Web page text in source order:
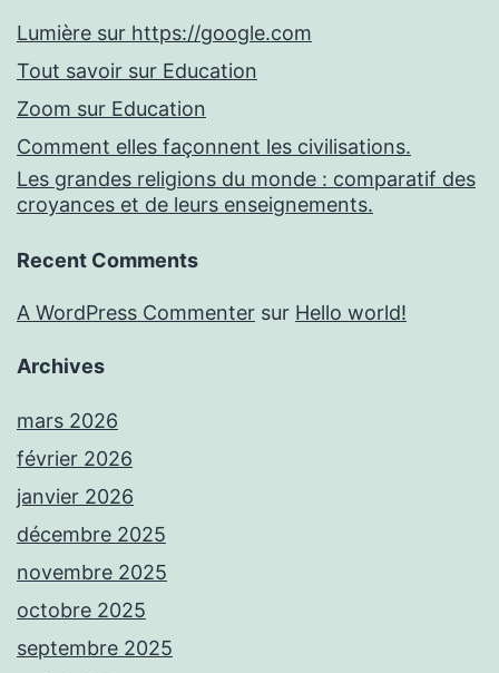
Lumière sur https://google.com
Tout savoir sur Education
Zoom sur Education
Comment elles façonnent les civilisations.
Les grandes religions du monde : comparatif des
croyances et de leurs enseignements.
Recent Comments
A WordPress Commenter sur Hello world!
Archives
mars 2026
février 2026
janvier 2026
décembre 2025
novembre 2025
octobre 2025
septembre 2025